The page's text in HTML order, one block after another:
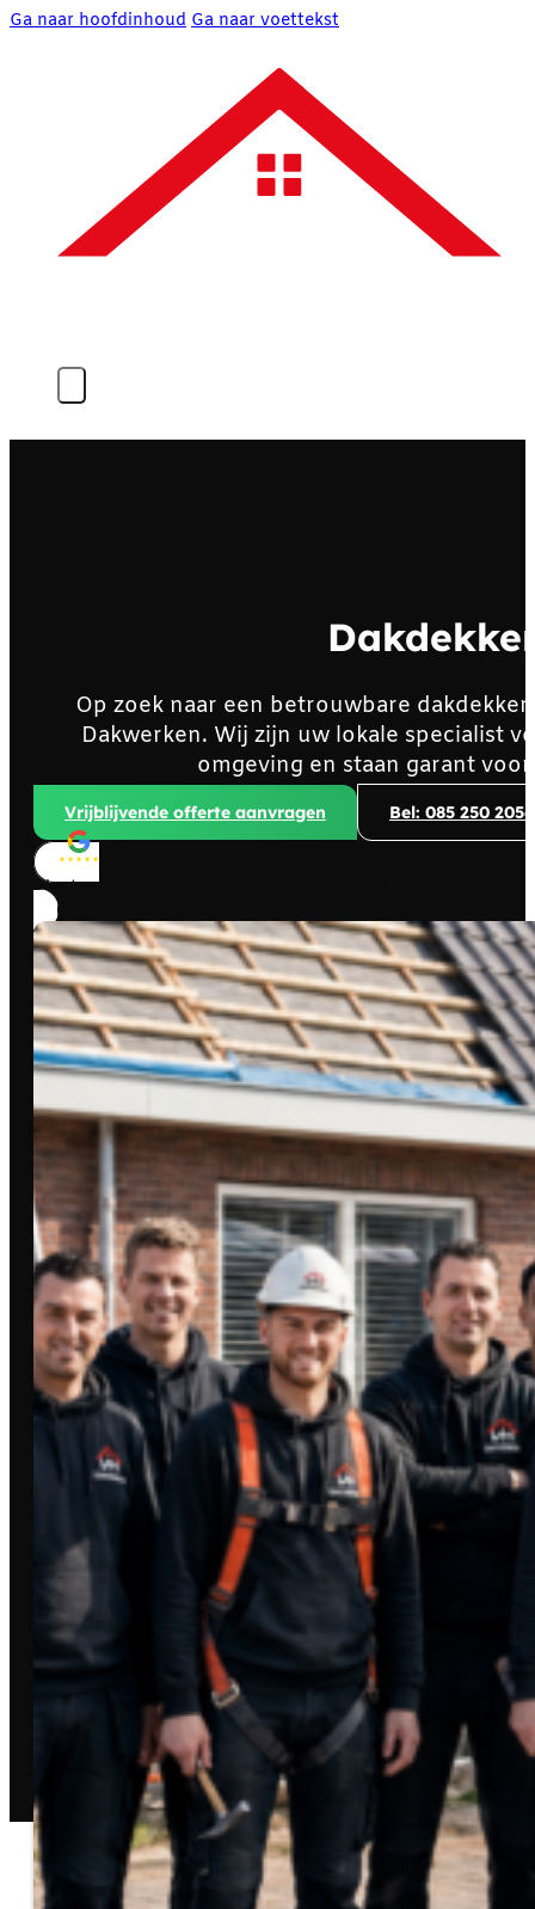
Ga naar hoofdinhoud Ga naar voettekst
Op zoek naar een betrouwbare
Dakwerken. Wij zijn uw lokale specialist
omgeving en staan garant
Vrijblijvende offerte aanvragen Bel: 085 250 2056
Klanten beoordelen ons met